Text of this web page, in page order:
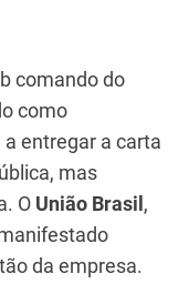
comando do
como
entregar a carta
mas
O União Brasil,
da empresa.